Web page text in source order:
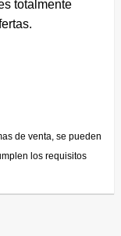
totalmente
de venta, se pueden
los requisitos